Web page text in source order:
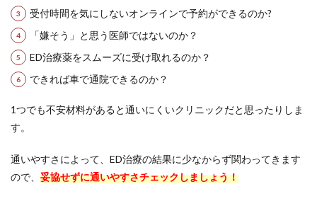
受付時間を気にしないオンラインで予約ができるのか?
「嫌そう」と思う医師ではないのか？
ED治療薬をスムーズに受け取れるのか？
できれば車で通院できるのか？
1つでも不安材料があると通いにくいクリニックだと思ったりしま
す。
通いやすさによって、ED治療の結果に少なからず関わってきます
ので、 妥協せずに通いやすさチェックしましょう！